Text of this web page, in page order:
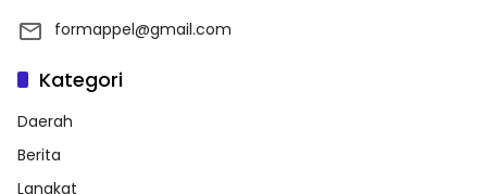
formappel@gmail.com
Kategori
Daerah
Berita
Langkat